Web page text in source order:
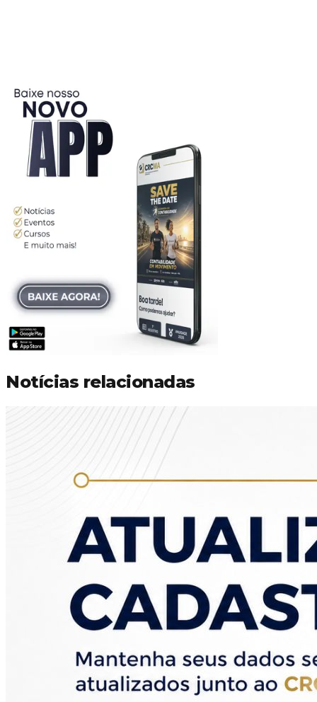
Notícias relacionadas